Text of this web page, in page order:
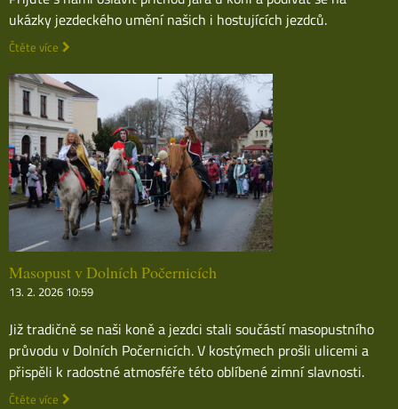
ukázky jezdeckého umění našich i hostujících jezdců.
Čtěte více
Masopust v Dolních Počernicích
13. 2. 2026 10:59
Již tradičně se naši koně a jezdci stali součástí masopustního
průvodu v Dolních Počernicích. V kostýmech prošli ulicemi a
přispěli k radostné atmosféře této oblíbené zimní slavnosti.
Čtěte více